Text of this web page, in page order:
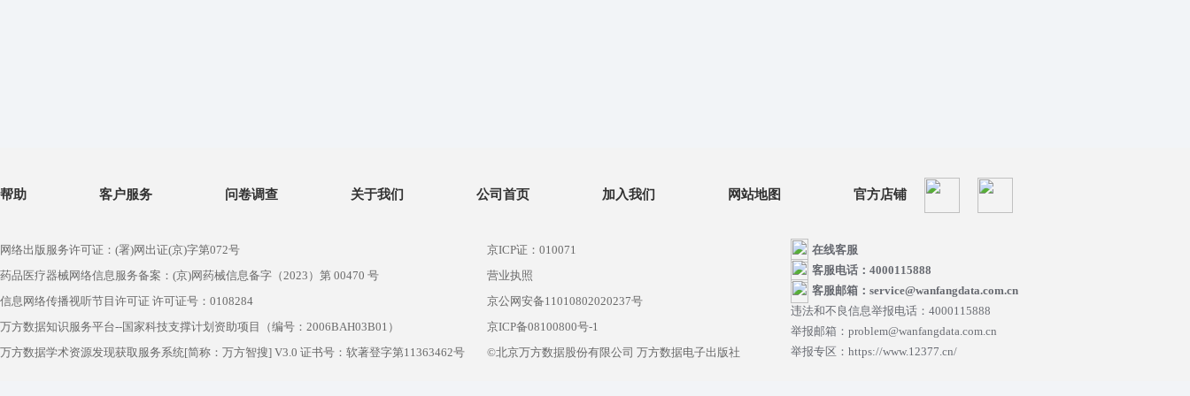
帮助 客户服务 问卷调查 关于我们 公司首页 加入我们 网站地图 官方店铺
网络出版服务许可证：(署)网出证(京)字第072号
药品医疗器械网络信息服务备案：(京)网药械信息备字（2023）第 00470 号
信息网络传播视听节目许可证 许可证号：0108284
万方数据知识服务平台--国家科技支撑计划资助项目（编号：2006BAH03B01）
万方数据学术资源发现获取服务系统[简称：万方智搜] V3.0 证书号：软著登字第11363462号
京ICP证：010071
营业执照
京公网安备11010802020237号
京ICP备08100800号-1
©北京万方数据股份有限公司 万方数据电子出版社
在线客服
客服电话：4000115888
客服邮箱：service@wanfangdata.com.cn
违法和不良信息举报电话：4000115888
举报邮箱：problem@wanfangdata.com.cn
举报专区：https://www.12377.cn/